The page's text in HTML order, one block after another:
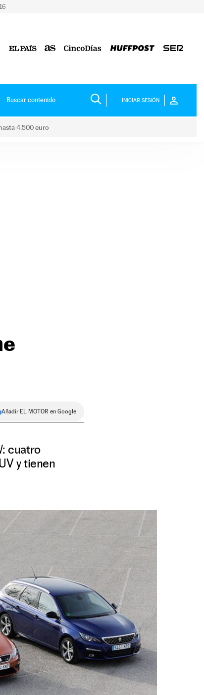
INICIAR SESIÓN
4.500 euro
Añadir EL MOTOR en Google
cuatro
y tienen